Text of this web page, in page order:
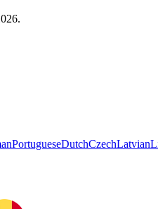
PortugueseDutchCzechLatvian